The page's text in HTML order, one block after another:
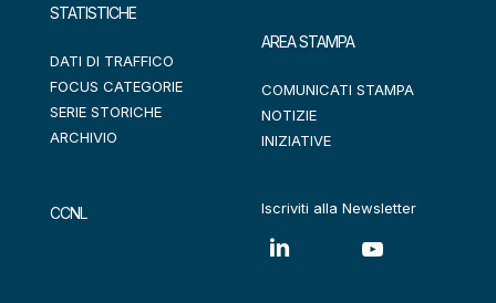
STATISTICHE
DATI DI TRAFFICO
FOCUS CATEGORIE
SERIE STORICHE
ARCHIVIO
CCNL
AREA STAMPA
COMUNICATI STAMPA
NOTIZIE
INIZIATIVE
Iscriviti alla Newsletter